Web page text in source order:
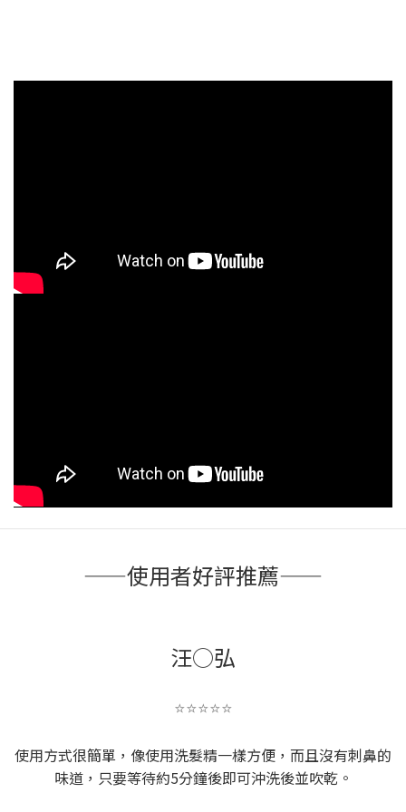
——使用者好評推薦——
汪○弘
⭐️⭐️⭐️⭐️⭐️
使用方式很簡單，像使用洗髮精一樣方便，而且沒有刺鼻的
味道，只要等待約5分鐘後即可沖洗後並吹乾。